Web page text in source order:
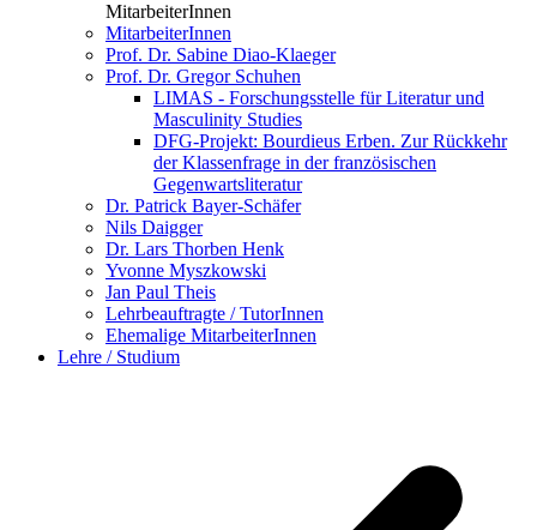
MitarbeiterInnen
MitarbeiterInnen
Prof. Dr. Sabine Diao-Klaeger
Prof. Dr. Gregor Schuhen
LIMAS - Forschungsstelle für Literatur und
Masculinity Studies
DFG-Projekt: Bourdieus Erben. Zur Rückkehr
der Klassenfrage in der französischen
Gegenwartsliteratur
Dr. Patrick Bayer-Schäfer
Nils Daigger
Dr. Lars Thorben Henk
Yvonne Myszkowski
Jan Paul Theis
Lehrbeauftragte / TutorInnen
Ehemalige MitarbeiterInnen
Lehre / Studium